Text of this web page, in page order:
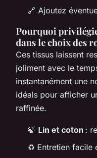
🔗 Ajoutez
Pourquoi
dans le choix des
Ces tissus laissent
joliment avec le
instantanément une
idéals pour afficher
raffinée.
🍃 Lin et coton :
♻ Entretien facile